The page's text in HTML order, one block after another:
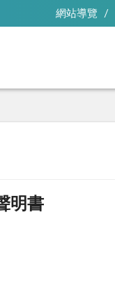
網站導覽
明書